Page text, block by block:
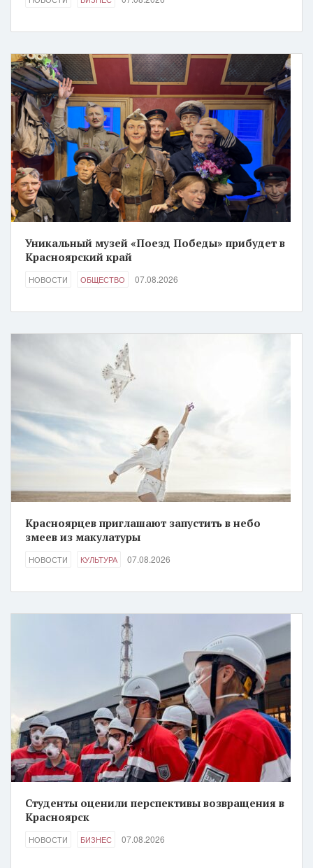
Уникальный музей «Поезд Победы» прибудет в
Красноярский край
НОВОСТИ ОБЩЕСТВО 07.08.2026
Красноярцев приглашают запустить в небо
змеев из макулатуры
НОВОСТИ КУЛЬТУРА 07.08.2026
Студенты оценили перспективы возвращения в
Красноярск
НОВОСТИ БИЗНЕС 07.08.2026